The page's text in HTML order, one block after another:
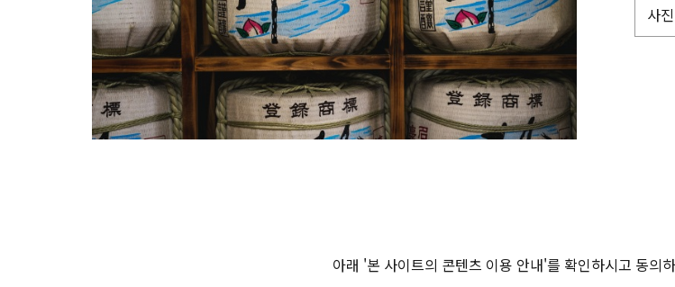
사
아래 '본 사이트의 콘텐츠 이용 안내'를 확인하시고 동의